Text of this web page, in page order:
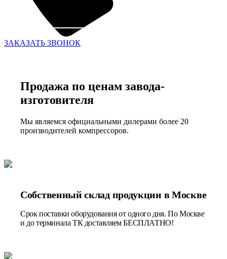
ЗАКАЗАТЬ ЗВОНОК
Продажа по ценам завода-
изготовителя
Мы являемся официальными дилерами более 20
производителей компрессоров.
Собственный склад продукции в Москве
Срок поставки оборудования от одного дня. По Москве
и до терминала ТК доставляем БЕСПЛАТНО!